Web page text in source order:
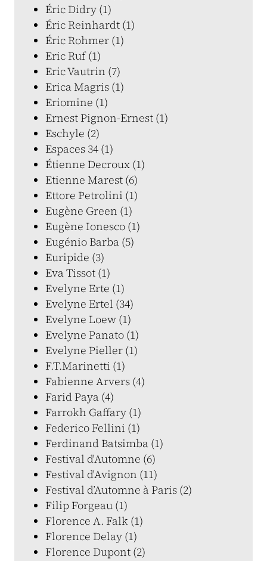
Éric Didry (1)
Éric Reinhardt (1)
Éric Rohmer (1)
Eric Ruf (1)
Eric Vautrin (7)
Erica Magris (1)
Eriomine (1)
Ernest Pignon-Ernest (1)
Eschyle (2)
Espaces 34 (1)
Étienne Decroux (1)
Etienne Marest (6)
Ettore Petrolini (1)
Eugène Green (1)
Eugène Ionesco (1)
Eugénio Barba (5)
Euripide (3)
Eva Tissot (1)
Evelyne Erte (1)
Evelyne Ertel (34)
Evelyne Loew (1)
Evelyne Panato (1)
Evelyne Pieller (1)
F.T.Marinetti (1)
Fabienne Arvers (4)
Farid Paya (4)
Farrokh Gaffary (1)
Federico Fellini (1)
Ferdinand Batsimba (1)
Festival d'Automne (6)
Festival d'Avignon (11)
Festival d’Automne à Paris (2)
Filip Forgeau (1)
Florence A. Falk (1)
Florence Delay (1)
Florence Dupont (2)